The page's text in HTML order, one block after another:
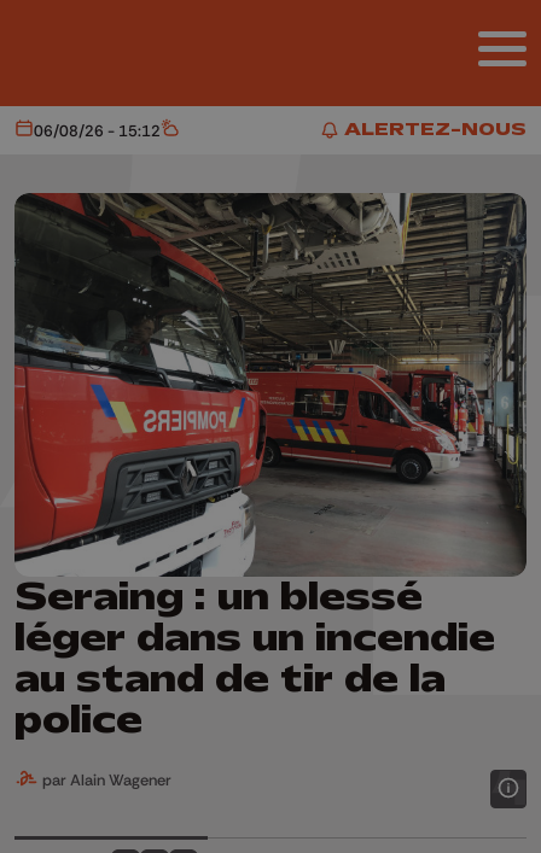
ALERTEZ-NOUS
ALERTEZ-NOUS
Aujourd'hui
06/08/26 - 15:12 Météo
Seraing : un blessé
léger dans un incendie
au stand de tir de la
police
par Alain Wagener